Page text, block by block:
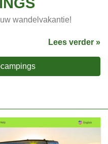
wandelvakantie!
Lees verder »